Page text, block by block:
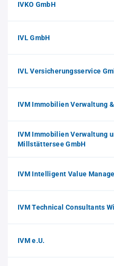
IVKO GmbH
IVL GmbH
IVL Versicherungsservice
IVM Immobilien Verwaltung
IVM Immobilien Verwaltung
Millstättersee GmbH
IVM Intelligent Value
IVM Technical Consultants
IVM e.U.